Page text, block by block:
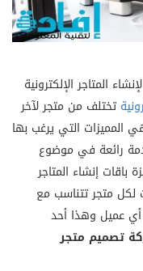
المتاجر الإلكترونية
تختلف من متجر لآخر
المميزات التي يرغب بها
رائعة في موضوع
باقات إنشاء المتاجر
لكل متجر تتناسب مع
أي عميل وهذا أحد
تصميم متجر